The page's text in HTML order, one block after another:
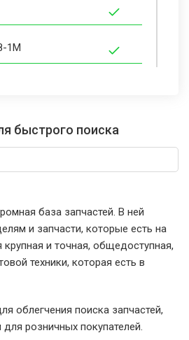
1М
2822)
2823)
быстрого поиска
база запчастей. В ней
и запчасти, которые есть на
и точная, общедоступная,
техники, которая есть в
облегчения поиска запчастей,
розничных покупателей.